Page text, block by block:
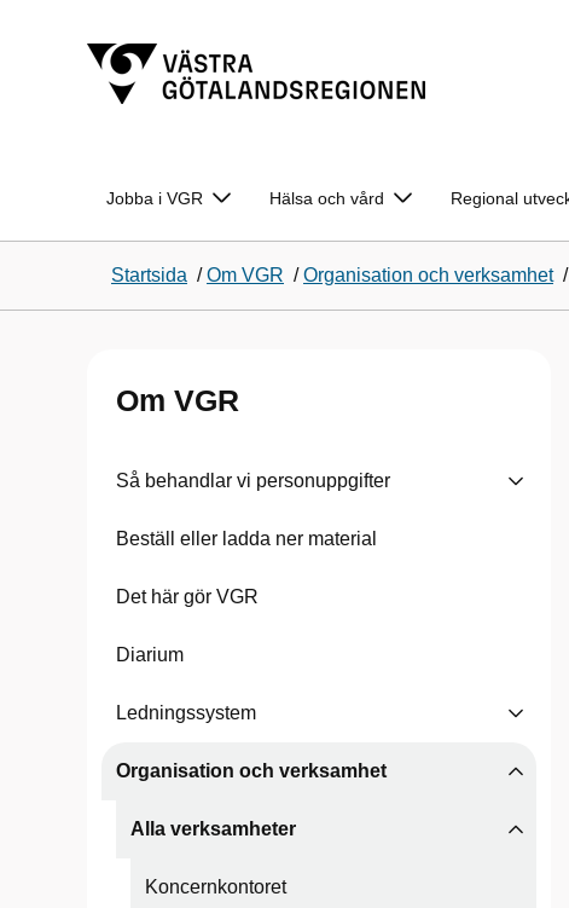
Jobba i VGR Hälsa och vård Regional
Startsida /Om VGR /Organisation och verksamhet /
Om VGR
Så behandlar vi personuppgifter
Beställ eller ladda ner material
Det här gör VGR
Diarium
Ledningssystem
Organisation och verksamhet
Alla verksamheter
Koncernkontoret